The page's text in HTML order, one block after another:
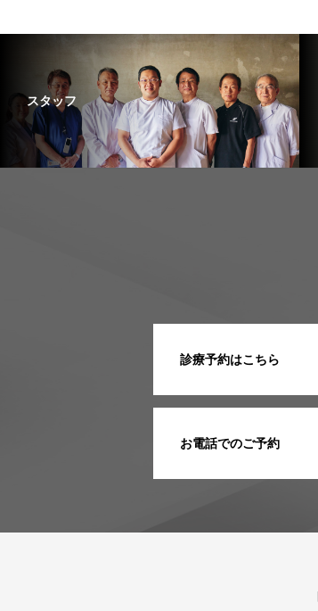
スタッフ
診療予約はこちら
お電話でのご予約